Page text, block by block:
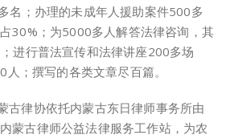
名；办理的未成年人援助案件500多
30%；为5000多人解答法律咨询，其
进行普法宣传和法律讲座200多场
；撰写的各类文章尽百篇。
律协依托内蒙古东日律师事务所由
蒙古律师公益法律服务工作站，为农